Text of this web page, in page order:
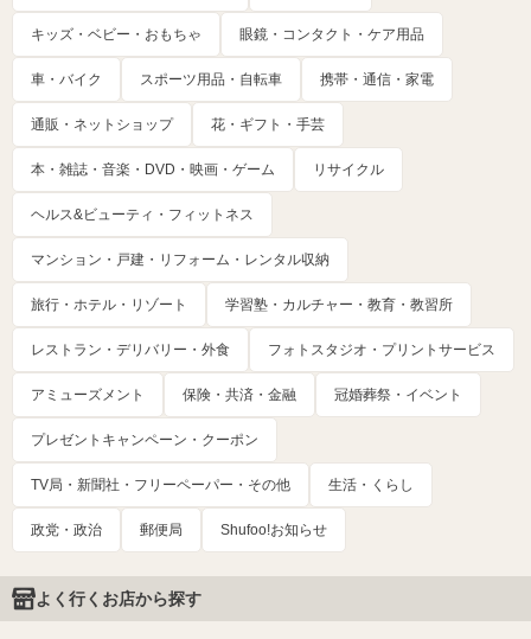
キッズ・ベビー・おもちゃ 眼鏡・コンタクト・ケア用品
車・バイク スポーツ用品・自転車 携帯・通信・家電
通販・ネットショップ 花・ギフト・手芸
本・雑誌・音楽・DVD・映画・ゲーム リサイクル
ヘルス&ビューティ・フィットネス
マンション・戸建・リフォーム・レンタル収納
旅行・ホテル・リゾート 学習塾・カルチャー・教育・教習所
レストラン・デリバリー・外食 フォトスタジオ・プリントサービス
アミューズメント 保険・共済・金融 冠婚葬祭・イベント
プレゼントキャンペーン・クーポン
TV局・新聞社・フリーペーパー・その他 生活・くらし
政党・政治 郵便局 Shufoo!お知らせ
よく行くお店から探す